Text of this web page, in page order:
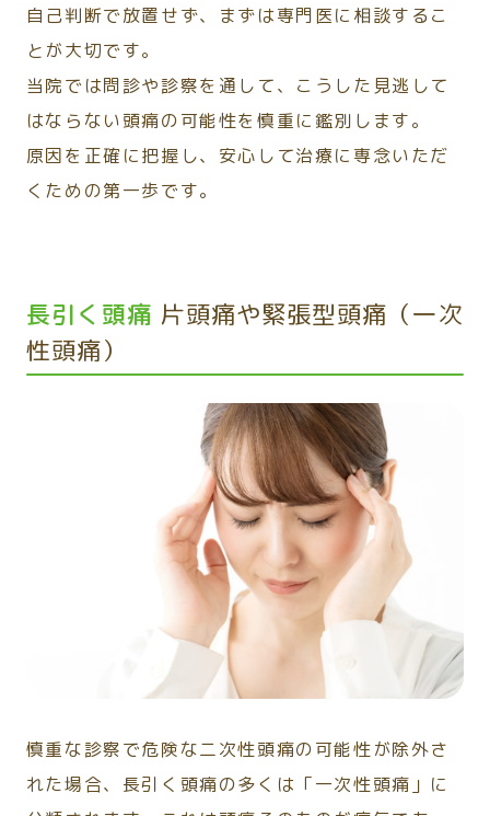
自己判断で放置せず、まずは専門医に相談するこ
とが大切です。
当院では問診や診察を通して、こうした見逃して
はならない頭痛の可能性を慎重に鑑別します。
原因を正確に把握し、安心して治療に専念いただ
くための第一歩です。
長引く頭痛 片頭痛や緊張型頭痛（一次
性頭痛）
慎重な診察で危険な二次性頭痛の可能性が除外さ
れた場合、長引く頭痛の多くは「一次性頭痛」に